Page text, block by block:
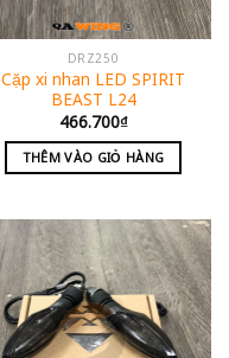
DRZ250
Cặp xi nhan LED SPIRIT
BEAST L24
466.700₫
THÊM VÀO GIỎ HÀNG